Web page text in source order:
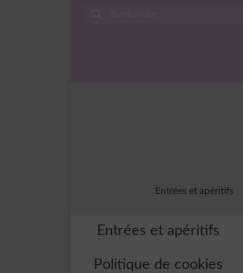
Entrées et apéritifs
Entrées et apéritifs
Politique de cookies